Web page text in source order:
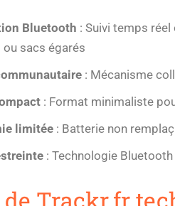
Bluetooth : Suivi temps
ou sacs égarés
: Mécanisme
: Format minimaliste
limitée : Batterie non
: Technologie